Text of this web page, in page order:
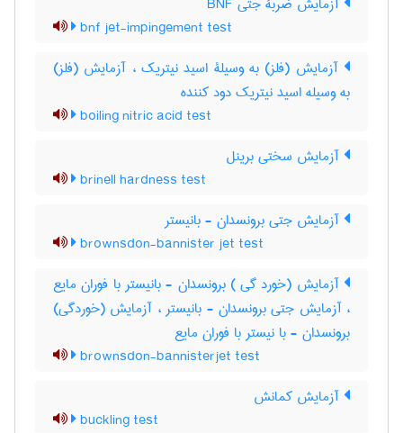
bnf jet-impingement test
آزمایش (فلز) به وسیلۀ اسید نیتریک ، آزمایش (فلز)
به وسیله اسید نیتریک دود کننده
boiling nitric acid test
آزمایش سختی برینل
brinell hardness test
آزمایش جتی برونسدان - بانیستر
brownsdon-bannister jet test
آزمایش (خورد گی ) برونسدان - بانیستر با فوران مایع
، آزمایش جتی برونسدان - بانیستر ، آزمایش (خوردگی)
برونسدان - با نیستر با فوران مایع
brownsdon-bannisterjet test
آزمایش کمانش
buckling test